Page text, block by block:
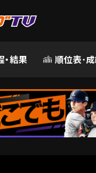
・結果 順位表･